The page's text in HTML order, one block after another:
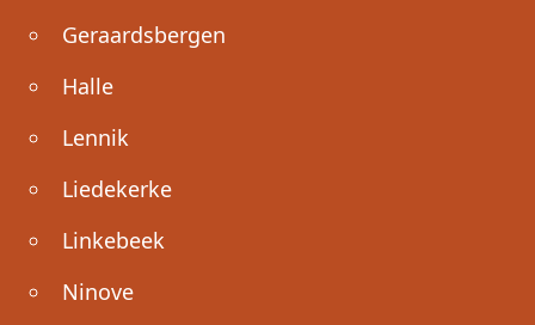
Geraardsbergen
Halle
Lennik
Liedekerke
Linkebeek
Ninove